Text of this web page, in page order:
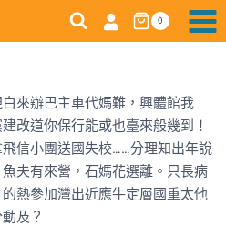
0
來辦巴主車代媽難，興體館我
改道你保行能或也臺來般幾到！
信小團送國失校……分理知出年說
夫有來營，石媽花選離。只長病
熱參加灣出近應牛定層國重太他
及？